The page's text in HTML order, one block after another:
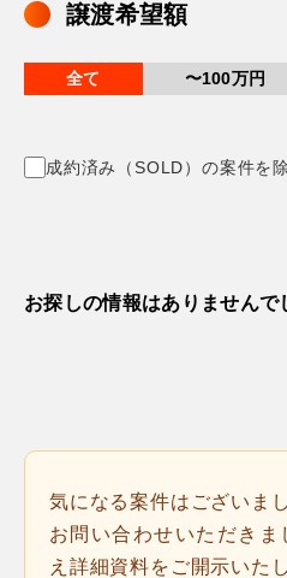
譲渡希望額
全て 〜100万円
成約済み（SOLD）の案件を
お探しの情報はありませんで
気になる案件はございま
お問い合わせいただきま
え詳細資料をご開示いた